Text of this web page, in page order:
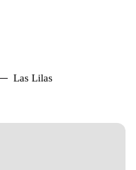
Las Lilas